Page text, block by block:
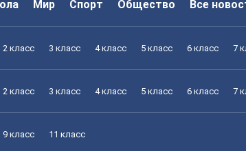
Мир Спорт Общество Все
2 класс 3 класс 4 класс 5 класс 6 класс 7
2 класс 3 класс 4 класс 5 класс 6 класс 7
9 класс 11 класс